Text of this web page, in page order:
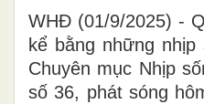
WHĐ (01/9/2025) -
kể bằng những
Chuyên mục Nhịp
số 36, phát sóng